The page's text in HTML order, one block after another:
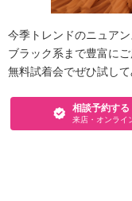
今季トレンドのニュア
ブラック系まで豊富にご
無料試着会でぜひ試して
相談予約する
来店・オンライ